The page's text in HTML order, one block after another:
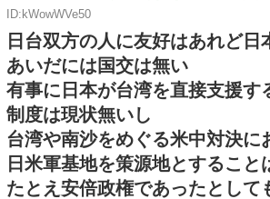
ID:kWowWVe50
日台双方の人に友好はあれど日
あいだには国交は無い
有事に日本が台湾を直接支援す
制度は現状無いし
台湾や南沙をめぐる米中対決に
日米軍基地を策源地とすること
たとえ安倍政権であったとして